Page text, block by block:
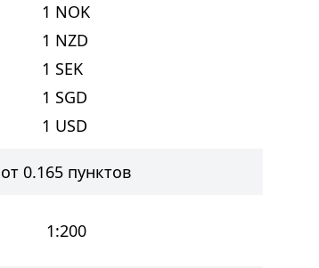
1 NOK
1 NZD
1 SEK
1 SGD
1 USD
от 0.165 пунктов
1:200